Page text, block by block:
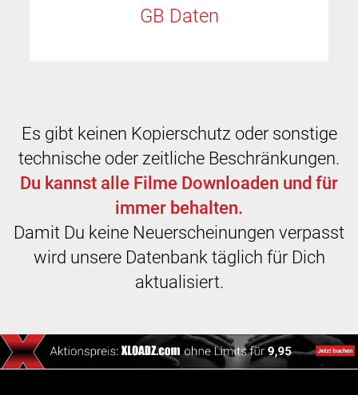
GB Daten
Es gibt keinen Kopierschutz oder sonstige
technische oder zeitliche Beschränkungen.
Du kannst alle Filme Downloaden und für
immer behalten.
Damit Du keine Neuerscheinungen verpasst
wird unsere Datenbank täglich für Dich
aktualisiert.